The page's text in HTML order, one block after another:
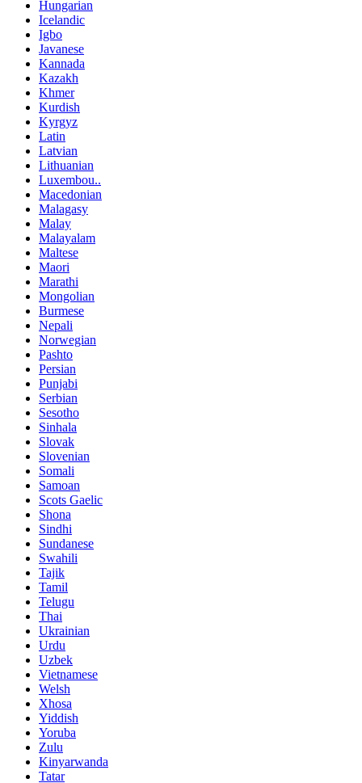
Hungarian
Icelandic
Igbo
Javanese
Kannada
Kazakh
Khmer
Kurdish
Kyrgyz
Latin
Latvian
Lithuanian
Luxembou..
Macedonian
Malagasy
Malay
Malayalam
Maltese
Maori
Marathi
Mongolian
Burmese
Nepali
Norwegian
Pashto
Persian
Punjabi
Serbian
Sesotho
Sinhala
Slovak
Slovenian
Somali
Samoan
Scots Gaelic
Shona
Sindhi
Sundanese
Swahili
Tajik
Tamil
Telugu
Thai
Ukrainian
Urdu
Uzbek
Vietnamese
Welsh
Xhosa
Yiddish
Yoruba
Zulu
Kinyarwanda
Tatar